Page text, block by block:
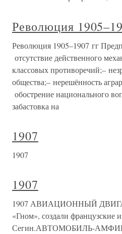
Революция
Революция 1905–1907 гг
отсутствие действенного
классовых противоречий;–
общества;– нерешённость
обострение национального
забастовка на
1907
1907
1907
1907 АВИАЦИОННЫЙ
«Гном», создали французские
Сегин.АВТОМОБИЛЬ-